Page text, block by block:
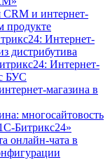
и интернет-
продукте
Интернет-
дистрибутива
Интернет-
БУС
магазина в
многосайтовость
Битрикс24»
онлайн-чата в